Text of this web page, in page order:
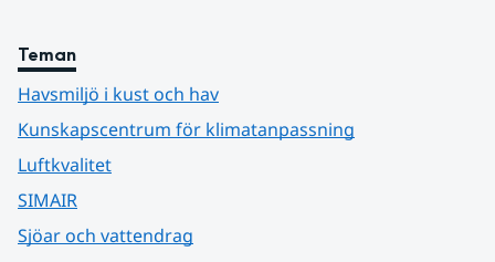
Teman
Havsmiljö i kust och hav
Kunskapscentrum för klimatanpassning
Luftkvalitet
SIMAIR
Sjöar och vattendrag